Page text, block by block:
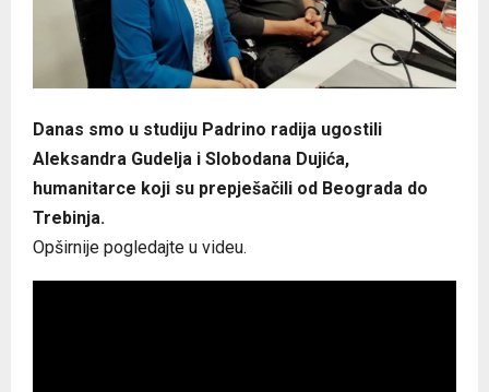
Danas smo u studiju Padrino radija ugostili
Aleksandra Gudelja i Slobodana Dujića,
humanitarce koji su prepješačili od Beograda do
Trebinja.
Opširnije pogledajte u videu.